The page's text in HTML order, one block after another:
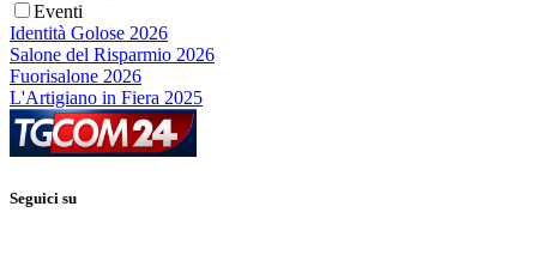
Eventi
Identità Golose 2026
Salone del Risparmio 2026
Fuorisalone 2026
L'Artigiano in Fiera 2025
Seguici su